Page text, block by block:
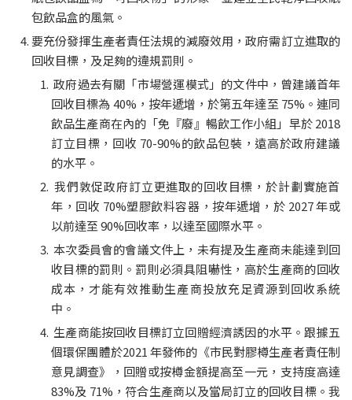
包飲品盒的風氣。
要充份發揮生產者責任法規的減廢效用，政府需訂立進取的
回收目標，及足夠的違規罰則。
政府過去有關「市場營運模式」的文件中，曾建議首年
回收目標為 40%，按年遞增，於第五年達至 75%。連同
飲品生產商在內的「免『廢』暢飲工作小組」早於 2018
訂立目標，回收 70-90%的飲品包裝，遠高於政府建議
的水平。
年，回收 70%塑膠飲料容器，按年遞增，於 2027 年或
以前達至 90%回收率，以達至國際水平。
本次委員會的會議文件上，未有提及生產商未能達到回
收目標的罰則。罰則必須具阻嚇性，高於生產商的回收
成本，才能有效推動生產商投放充足資源到回收系統
中。
個環保團體於2021 年發佈的《市民對膠樽生產者責任制
意見調查》，回贈或按樽金額提高至一元，支持度高達
83%及 71%，符合生產商以及當局訂立的回收目標。我